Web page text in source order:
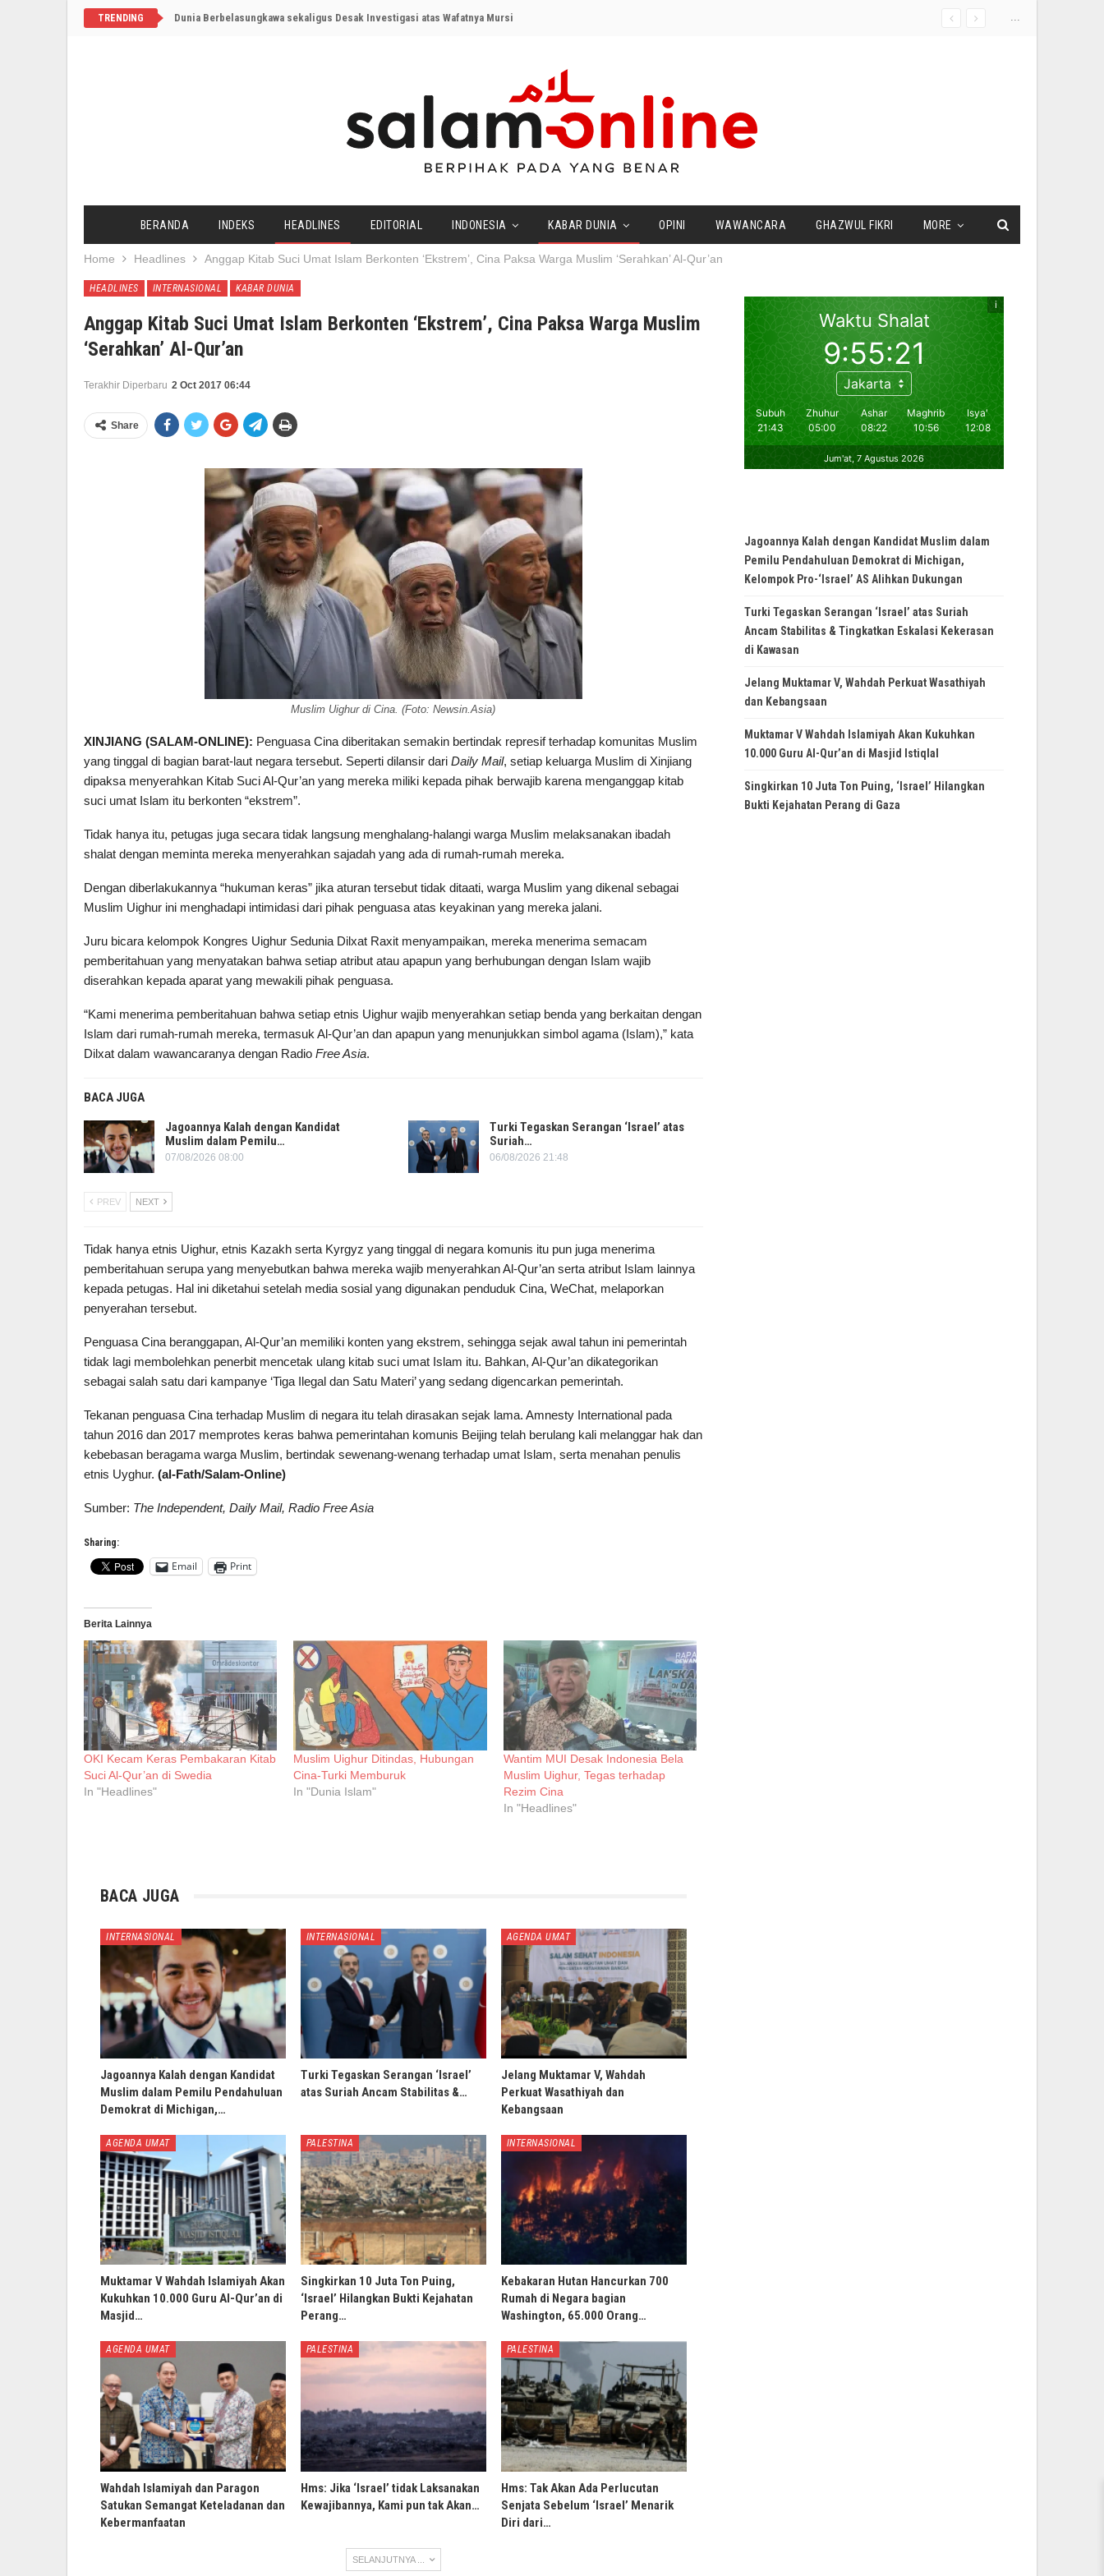
...
TRENDING Dunia Berbelasungkawa sekaligus Desak Investigasi atas Wafatnya Mursi
BERANDA INDEKS HEADLINES EDITORIAL INDONESIA KABAR DUNIA OPINI WAWANCARA GHAZWUL FIKRI MORE
Home Headlines Anggap Kitab Suci Umat Islam Berkonten ‘Ekstrem’, Cina Paksa Warga Muslim ‘Serahkan’ Al-Qur’an
HEADLINES INTERNASIONAL KABAR DUNIA
Anggap Kitab Suci Umat Islam Berkonten ‘Ekstrem’, Cina Paksa Warga Muslim
‘Serahkan’ Al-Qur’an
Terakhir Diperbaru 2 Oct 2017 06:44
Share
Muslim Uighur di Cina. (Foto: Newsin.Asia)
XINJIANG (SALAM-ONLINE): Penguasa Cina diberitakan semakin bertindak represif terhadap komunitas Muslim
yang tinggal di bagian barat-laut negara tersebut. Seperti dilansir dari Daily Mail, setiap keluarga Muslim di Xinjiang
dipaksa menyerahkan Kitab Suci Al-Qur’an yang mereka miliki kepada pihak berwajib karena menganggap kitab
suci umat Islam itu berkonten “ekstrem”.
Tidak hanya itu, petugas juga secara tidak langsung menghalang-halangi warga Muslim melaksanakan ibadah
shalat dengan meminta mereka menyerahkan sajadah yang ada di rumah-rumah mereka.
Dengan diberlakukannya “hukuman keras” jika aturan tersebut tidak ditaati, warga Muslim yang dikenal sebagai
Muslim Uighur ini menghadapi intimidasi dari pihak penguasa atas keyakinan yang mereka jalani.
Juru bicara kelompok Kongres Uighur Sedunia Dilxat Raxit menyampaikan, mereka menerima semacam
pemberitahuan yang menyatakan bahwa setiap atribut atau apapun yang berhubungan dengan Islam wajib
diserahkan kepada aparat yang mewakili pihak penguasa.
“Kami menerima pemberitahuan bahwa setiap etnis Uighur wajib menyerahkan setiap benda yang berkaitan dengan
Islam dari rumah-rumah mereka, termasuk Al-Qur’an dan apapun yang menunjukkan simbol agama (Islam),” kata
Dilxat dalam wawancaranya dengan Radio Free Asia.
BACA JUGA
Jagoannya Kalah dengan Kandidat
Muslim dalam Pemilu…
07/08/2026 08:00
Turki Tegaskan Serangan ‘Israel’ atas
Suriah…
06/08/2026 21:48
PREV NEXT
Tidak hanya etnis Uighur, etnis Kazakh serta Kyrgyz yang tinggal di negara komunis itu pun juga menerima
pemberitahuan serupa yang menyebutkan bahwa mereka wajib menyerahkan Al-Qur’an serta atribut Islam lainnya
kepada petugas. Hal ini diketahui setelah media sosial yang digunakan penduduk Cina, WeChat, melaporkan
penyerahan tersebut.
Penguasa Cina beranggapan, Al-Qur’an memiliki konten yang ekstrem, sehingga sejak awal tahun ini pemerintah
tidak lagi membolehkan penerbit mencetak ulang kitab suci umat Islam itu. Bahkan, Al-Qur’an dikategorikan
sebagai salah satu dari kampanye ‘Tiga Ilegal dan Satu Materi’ yang sedang digencarkan pemerintah.
Tekanan penguasa Cina terhadap Muslim di negara itu telah dirasakan sejak lama. Amnesty International pada
tahun 2016 dan 2017 memprotes keras bahwa pemerintahan komunis Beijing telah berulang kali melanggar hak dan
kebebasan beragama warga Muslim, bertindak sewenang-wenang terhadap umat Islam, serta menahan penulis
etnis Uyghur. (al-Fath/Salam-Online)
Sumber: The Independent, Daily Mail, Radio Free Asia
Sharing:
Email Print
Berita Lainnya
OKI Kecam Keras Pembakaran Kitab
Suci Al-Qur’an di Swedia
In "Headlines"
Muslim Uighur Ditindas, Hubungan
Cina-Turki Memburuk
In "Dunia Islam"
Wantim MUI Desak Indonesia Bela
Muslim Uighur, Tegas terhadap
Rezim Cina
In "Headlines"
BACA JUGA
INTERNASIONAL
Jagoannya Kalah dengan Kandidat
Muslim dalam Pemilu Pendahuluan
Demokrat di Michigan,…
INTERNASIONAL
Turki Tegaskan Serangan ‘Israel’
atas Suriah Ancam Stabilitas &…
AGENDA UMAT
Jelang Muktamar V, Wahdah
Perkuat Wasathiyah dan
Kebangsaan
AGENDA UMAT
Muktamar V Wahdah Islamiyah Akan
Kukuhkan 10.000 Guru Al-Qur’an di
Masjid…
PALESTINA
Singkirkan 10 Juta Ton Puing,
‘Israel’ Hilangkan Bukti Kejahatan
Perang…
INTERNASIONAL
Kebakaran Hutan Hancurkan 700
Rumah di Negara bagian
Washington, 65.000 Orang…
AGENDA UMAT
Wahdah Islamiyah dan Paragon
Satukan Semangat Keteladanan dan
Kebermanfaatan
PALESTINA
Hms: Jika ‘Israel’ tidak Laksanakan
Kewajibannya, Kami pun tak Akan…
PALESTINA
Hms: Tak Akan Ada Perlucutan
Senjata Sebelum ‘Israel’ Menarik
Diri dari…
SELANJUTNYA ...
Jagoannya Kalah dengan Kandidat Muslim dalam
Pemilu Pendahuluan Demokrat di Michigan,
Kelompok Pro-‘Israel’ AS Alihkan Dukungan
Turki Tegaskan Serangan ‘Israel’ atas Suriah
Ancam Stabilitas & Tingkatkan Eskalasi Kekerasan
di Kawasan
Jelang Muktamar V, Wahdah Perkuat Wasathiyah
dan Kebangsaan
Muktamar V Wahdah Islamiyah Akan Kukuhkan
10.000 Guru Al-Qur’an di Masjid Istiqlal
Singkirkan 10 Juta Ton Puing, ‘Israel’ Hilangkan
Bukti Kejahatan Perang di Gaza